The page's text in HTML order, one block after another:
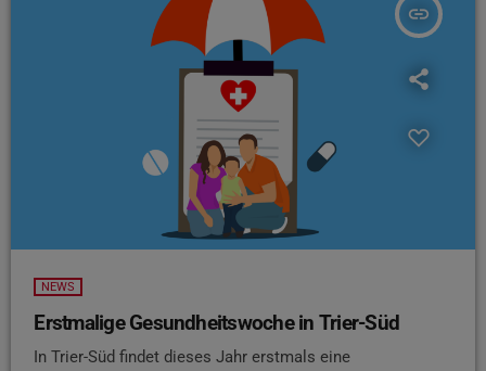
insert_link
NEWS
Erstmalige Gesundheitswoche in Trier-Süd
In Trier-Süd findet dieses Jahr erstmals eine